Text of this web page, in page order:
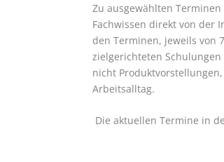
Zu ausgewählten
Fachwissen direkt von der
den Terminen, jeweils von
zielgerichteten
nicht
Arbeitsalltag.
Die aktuellen Termine in